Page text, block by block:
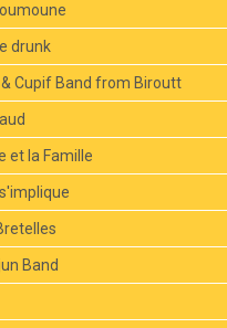
drunk
& Cupif Band from Biroutt
et la Famille
Band